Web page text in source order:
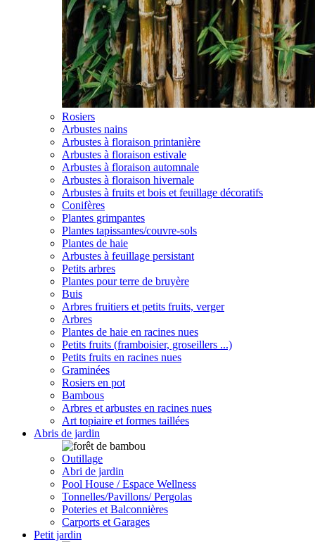
Rosiers
Arbustes nains
Arbustes à floraison printanière
Arbustes à floraison estivale
Arbustes à floraison automnale
Arbustes à floraison hivernale
Arbustes à fruits et bois et feuillage décoratifs
Conifères
Plantes grimpantes
Plantes tapissantes/couvre-sols
Plantes de haie
Arbustes à feuillage persistant
Petits arbres
Plantes pour terre de bruyère
Buis
Arbres fruitiers et petits fruits, verger
Arbres
Plantes de haie en racines nues
Petits fruits (framboisier, groseillers ...)
Petits fruits en racines nues
Graminées
Rosiers en pot
Bambous
Arbres et arbustes en racines nues
Art topiaire et formes taillées
Abris de jardin
Outillage
Abri de jardin
Pool House / Espace Wellness
Tonnelles/Pavillons/ Pergolas
Poteries et Balconnières
Carports et Garages
Petit jardin